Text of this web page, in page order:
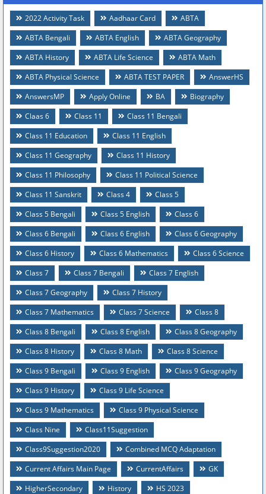
2022 Activity Task Aadhaar Card
ABTA
ABTA Bengali
ABTA English
ABTA Geography
ABTA History
ABTA Life Science
ABTA Math
ABTA Physical Science
ABTA TEST PAPER
AnswerHS
AnswersMP
Apply Online BA
Biography
Claas 6
Class 11
Class 11 Bengali
Class 11 Education
Class 11 English
Class 11 Geography
Class 11 History
Class 11 Philosophy
Class 11 Political Science
Class 11 Sanskrit
Class 4
Class 5
Class 5 Bengali
Class 5 English
Class 6
Class 6 Bengali
Class 6 English
Class 6 Geography
Class 6 History
Class 6 Mathematics
Class 6 Science
Class 7
Class 7 Bengali
Class 7 English
Class 7 Geography
Class 7 History
Class 7 Mathematics
Class 7 Science
Class 8
Class 8 Bengali
Class 8 English
Class 8 Geography
Class 8 History
Class 8 Math
Class 8 Science
Class 9 Bengali
Class 9 English
Class 9 Geography
Class 9 History
Class 9 Life Science
Class 9 Mathematics
Class 9 Physical Science
Class Nine
Class11Suggestion
Class9Suggestion2020
Combined MCQ Adaptation
Current Affairs Main Page
CurrentAffairs
GK
HigherSecondary
History
HS 2023